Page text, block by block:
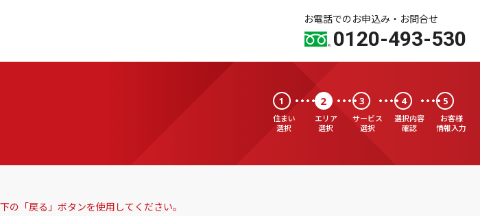
お電話でのお申込み・お問合せ
0120-493-530
1
住まい
選択
2
エリア
選択
3
サービス
選択
4
選択内容
確認
5
お客様
情報入力
の「戻る」ボタンを使用してください。